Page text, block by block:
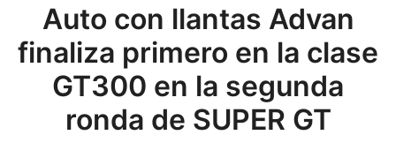
Auto con llantas Advan
finaliza primero en la clase
GT300 en la segunda
ronda de SUPER GT